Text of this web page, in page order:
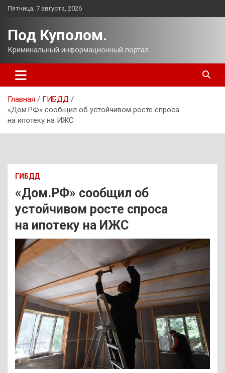
Перейти
Пятница, 7 августа, 2026
Под Куполом.
Криминальный информационный портал.
Главная
ГИБДД
«Дом.РФ» сообщил об устойчивом росте спроса
на ипотеку на ИЖС
ГИБДД
«Дом.РФ» сообщил об
устойчивом росте спроса
на ипотеку на ИЖС